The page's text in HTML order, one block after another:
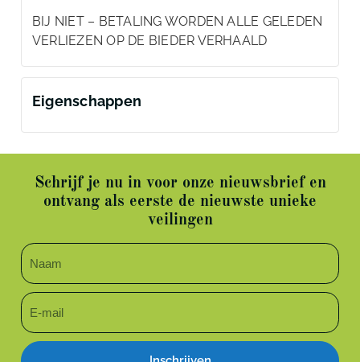
BIJ NIET – BETALING WORDEN ALLE GELEDEN
VERLIEZEN OP DE BIEDER VERHAALD
Eigenschappen
Schrijf je nu in voor onze nieuwsbrief en
ontvang als eerste de nieuwste unieke
veilingen